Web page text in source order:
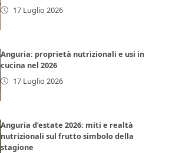
17 Luglio 2026
Anguria: proprietà nutrizionali e usi in
cucina nel 2026
17 Luglio 2026
Anguria d’estate 2026: miti e realtà
nutrizionali sul frutto simbolo della
stagione